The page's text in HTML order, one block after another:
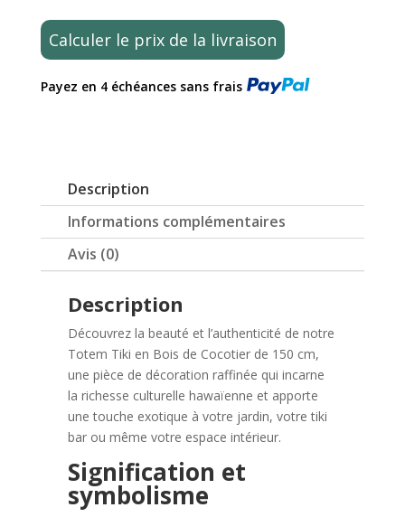
jardin
–
tiki
cocotier
150cm
Calculer le prix de la livraison
Payez en 4 échéances sans frais
Description
Informations complémentaires
Avis (0)
Description
Découvrez la beauté et l’authenticité de notre
Totem Tiki en Bois de Cocotier de 150 cm,
une pièce de décoration raffinée qui incarne
la richesse culturelle hawaïenne et apporte
une touche exotique à votre jardin, votre tiki
bar ou même votre espace intérieur.
Signification et
symbolisme